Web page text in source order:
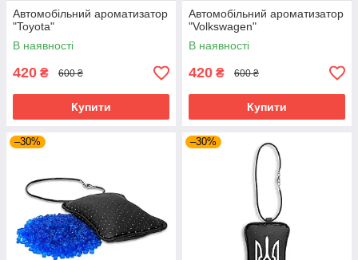
Автомобільний ароматизатор
"Toyota"
В наявності
420 ₴ 600 ₴
Купити
Автомобільний ароматизатор
"Volkswagen"
В наявності
420 ₴ 600 ₴
Купити
–30% –30%